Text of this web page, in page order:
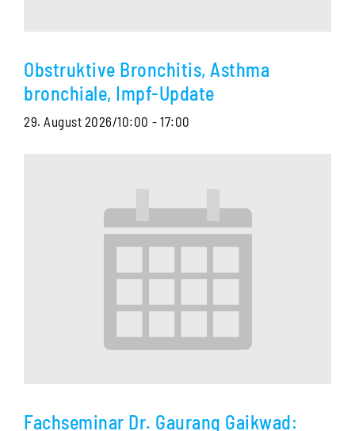
Obstruktive Bronchitis, Asthma
bronchiale, Impf-Update
29. August 2026/10:00 - 17:00
Fachseminar Dr. Gaurang Gaikwad: